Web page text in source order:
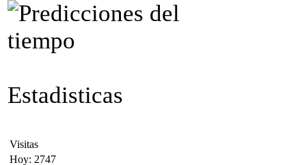
Estadisticas
Visitas
Hoy: 2747